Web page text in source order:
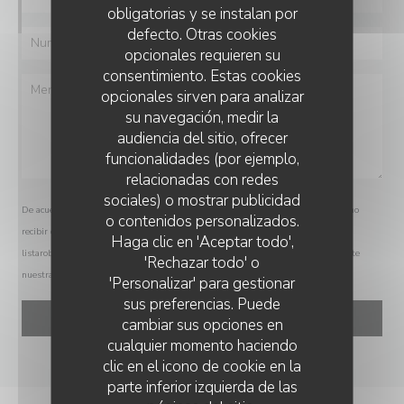
obligatorias y se instalan por
defecto. Otras cookies
opcionales requieren su
consentimiento. Estas cookies
opcionales sirven para analizar
su navegación, medir la
audiencia del sitio, ofrecer
funcionalidades (por ejemplo,
relacionadas con redes
sociales) o mostrar publicidad
o contenidos personalizados.
Haga clic en 'Aceptar todo',
'Rechazar todo' o
'Personalizar' para gestionar
sus preferencias. Puede
cambiar sus opciones en
cualquier momento haciendo
clic en el icono de cookie en la
parte inferior izquierda de las
De acuerdo con la normativa de protección de datos, puede ejercer su derecho a no
recibir comunicaciones comerciales inscribiéndose en la Lista Robinson:
listarobinson.es
. Para más información sobre el tratamiento de sus datos, consulte
nuestra
política de privacidad
RESTAURANT LE COMPTOIR DE L'ARBORETUM